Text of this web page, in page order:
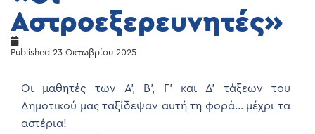
Αστροεξερευνητές»
Published 23 Οκτωβρίου 2025
Οι μαθητές των Α’, Β’, Γ’ και Δ’ τάξεων του
Δημοτικού μας ταξίδεψαν αυτή τη φορά… μέχρι τα
αστέρια!